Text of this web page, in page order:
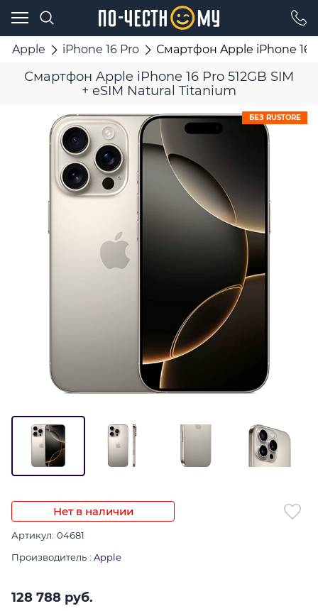
Apple iPhone 16 Pro Смартфон Apple iPhone 16
Смартфон Apple iPhone 16 Pro 512GB SIM
+ eSIM Natural Titanium
БЕЗ RUSTORE
Нет в наличии
Артикул: 04681
Производитель : Apple
128 788 руб.